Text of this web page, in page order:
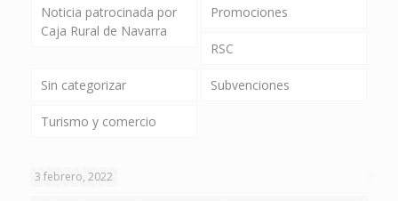
Noticia patrocinada por
Caja Rural de Navarra
Promociones
RSC
Sin categorizar Subvenciones
Turismo y comercio
3 febrero, 2022